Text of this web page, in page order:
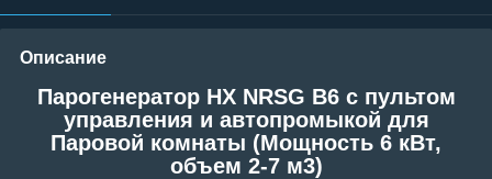
Описание
Парогенератор HX NRSG B6 c пультом
управления и автопромыкой для
Паровой комнаты (Мощность 6 кВт,
объем 2-7 м3)